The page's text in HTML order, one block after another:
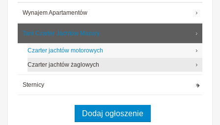
Wynajem Apartamentów
Tani Czarter Jachtów Mazury
Czarter jachtów motorowych
Czarter jachtów żaglowych
Sternicy
Dodaj ogłoszenie